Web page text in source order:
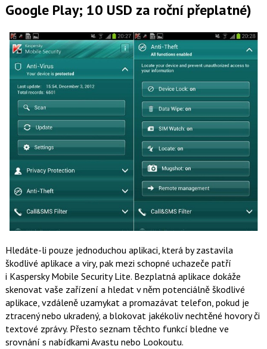
Google Play; 10 USD za roční přeplatné)
Hledáte-li pouze jednoduchou aplikaci, která by zastavila
škodlivé aplikace a viry, pak mezi schopné uchazeče patří
i Kaspersky Mobile Security Lite. Bezplatná aplikace dokáže
skenovat vaše zařízení a hledat v něm potenciálně škodlivé
aplikace, vzdáleně uzamykat a promazávat telefon, pokud je
ztracený nebo ukradený, a blokovat jakékoliv nechtěné hovory či
textové zprávy. Přesto seznam těchto funkcí bledne ve
srovnání s nabídkami Avastu nebo Lookoutu.